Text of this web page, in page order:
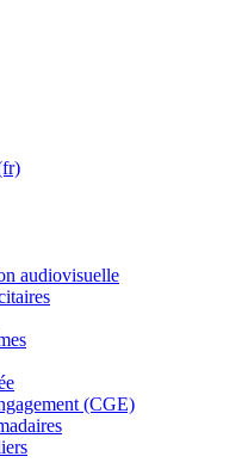
audiovisuelle
(CGE)